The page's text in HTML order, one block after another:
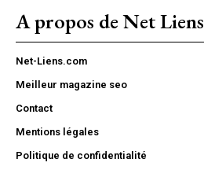
A propos de Net Liens
Net-Liens.com
Meilleur magazine seo
Contact
Mentions légales
Politique de confidentialité